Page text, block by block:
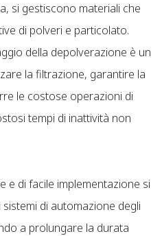
si gestiscono materiali che
di polveri e particolato.
della depolverazione è un
la filtrazione, garantire la
le costose operazioni di
tempi di inattività non
e di facile implementazione si
di automazione degli
a prolungare la durata